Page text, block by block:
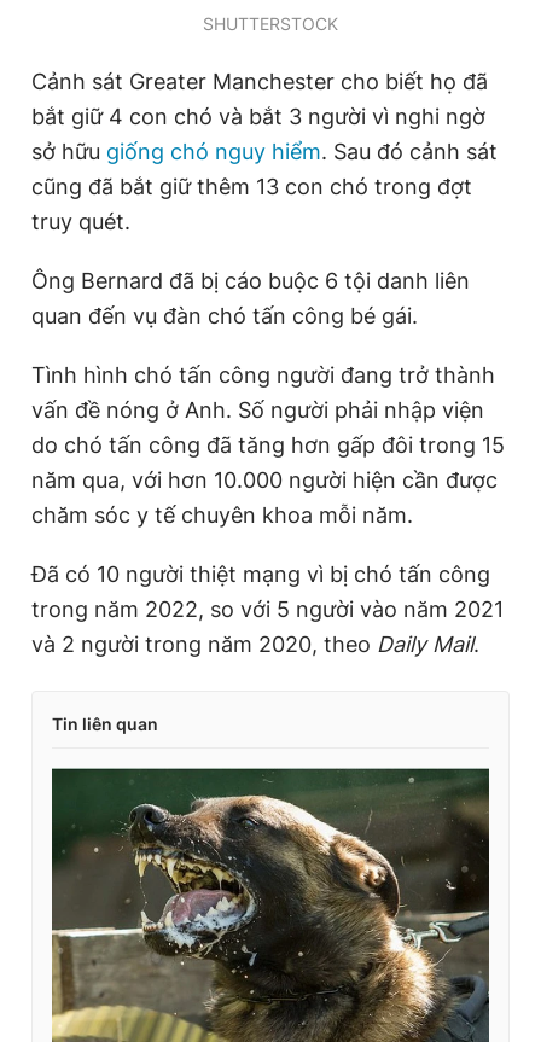
SHUTTERSTOCK
Cảnh sát Greater Manchester cho biết họ đã
bắt giữ 4 con chó và bắt 3 người vì nghi ngờ
sở hữu giống chó nguy hiểm. Sau đó cảnh sát
cũng đã bắt giữ thêm 13 con chó trong đợt
truy quét.
Ông Bernard đã bị cáo buộc 6 tội danh liên
quan đến vụ đàn chó tấn công bé gái.
Tình hình chó tấn công người đang trở thành
vấn đề nóng ở Anh. Số người phải nhập viện
do chó tấn công đã tăng hơn gấp đôi trong 15
năm qua, với hơn 10.000 người hiện cần được
chăm sóc y tế chuyên khoa mỗi năm.
Đã có 10 người thiệt mạng vì bị chó tấn công
trong năm 2022, so với 5 người vào năm 2021
và 2 người trong năm 2020, theo Daily Mail.
Tin liên quan